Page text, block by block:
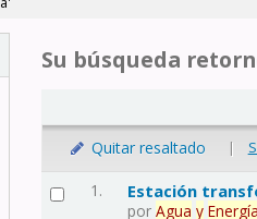
Su búsqueda
Quitar resaltado |
1. Estación
porAgua y Energía